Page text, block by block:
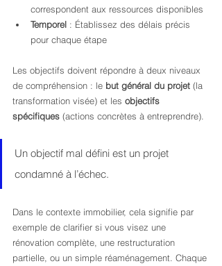
correspondent aux ressources disponibles
Temporel : Établissez des délais précis
pour chaque étape
Les objectifs doivent répondre à deux niveaux
de compréhension : le but général du projet (la
transformation visée) et les objectifs
spécifiques (actions concrètes à entreprendre).
Un objectif mal défini est un projet
condamné à l’échec.
Dans le contexte immobilier, cela signifie par
exemple de clarifier si vous visez une
rénovation complète, une restructuration
partielle, ou un simple réaménagement. Chaque